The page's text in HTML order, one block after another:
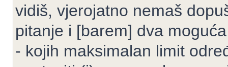
vidiš, vjerojatno nemaš
pitanje i [barem] dva
- kojih maksimalan limit